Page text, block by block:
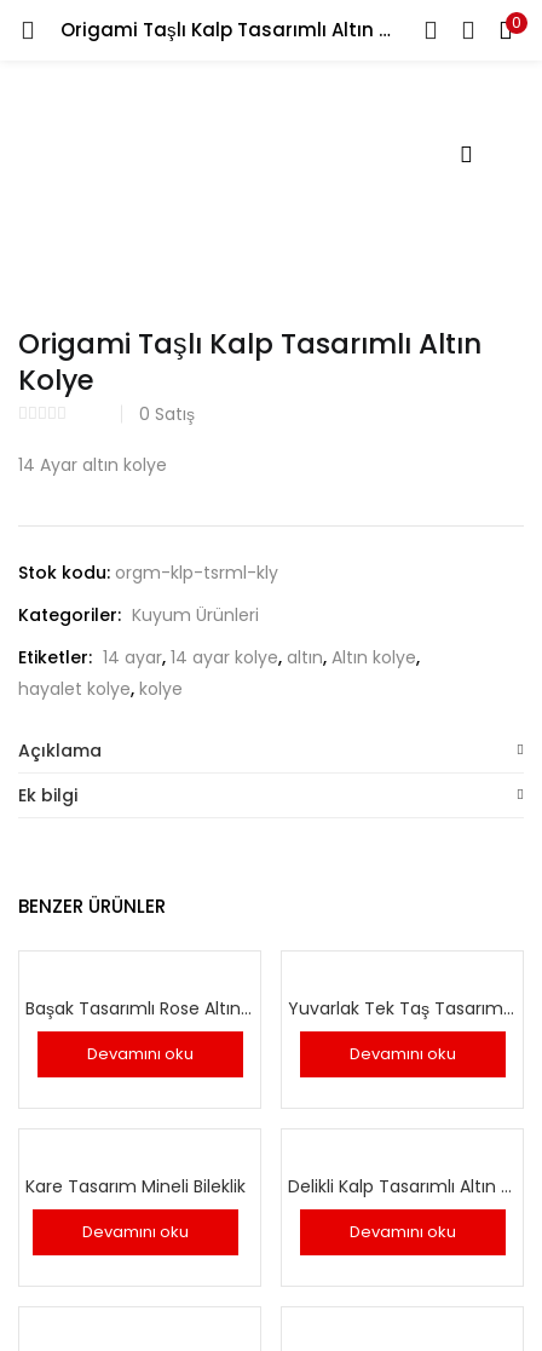
Origami Taşlı Kalp Tasarımlı Altın Kolye 0
GIRIŞ YAP
Origami Taşlı Kalp Tasarımlı Altın
Kolye
0 Satış
14 Ayar altın kolye
Stok kodu: orgm-klp-tsrml-kly
Kategoriler: Kuyum Ürünleri
Etiketler: 14 ayar, 14 ayar kolye, altın, Altın kolye,
hayalet kolye, kolye
Açıklama
Ek bilgi
BENZER ÜRÜNLER
Başak Tasarımlı Rose Altın Kolye
Devamını oku
Yuvarlak Tek Taş Tasarım Bileklik
Devamını oku
Kare Tasarım Mineli Bileklik
Devamını oku
Delikli Kalp Tasarımlı Altın Kolye
Devamını oku